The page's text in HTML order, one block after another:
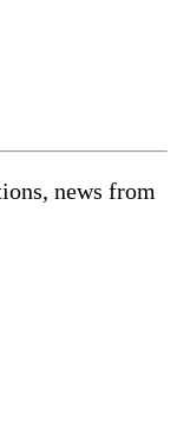
news from